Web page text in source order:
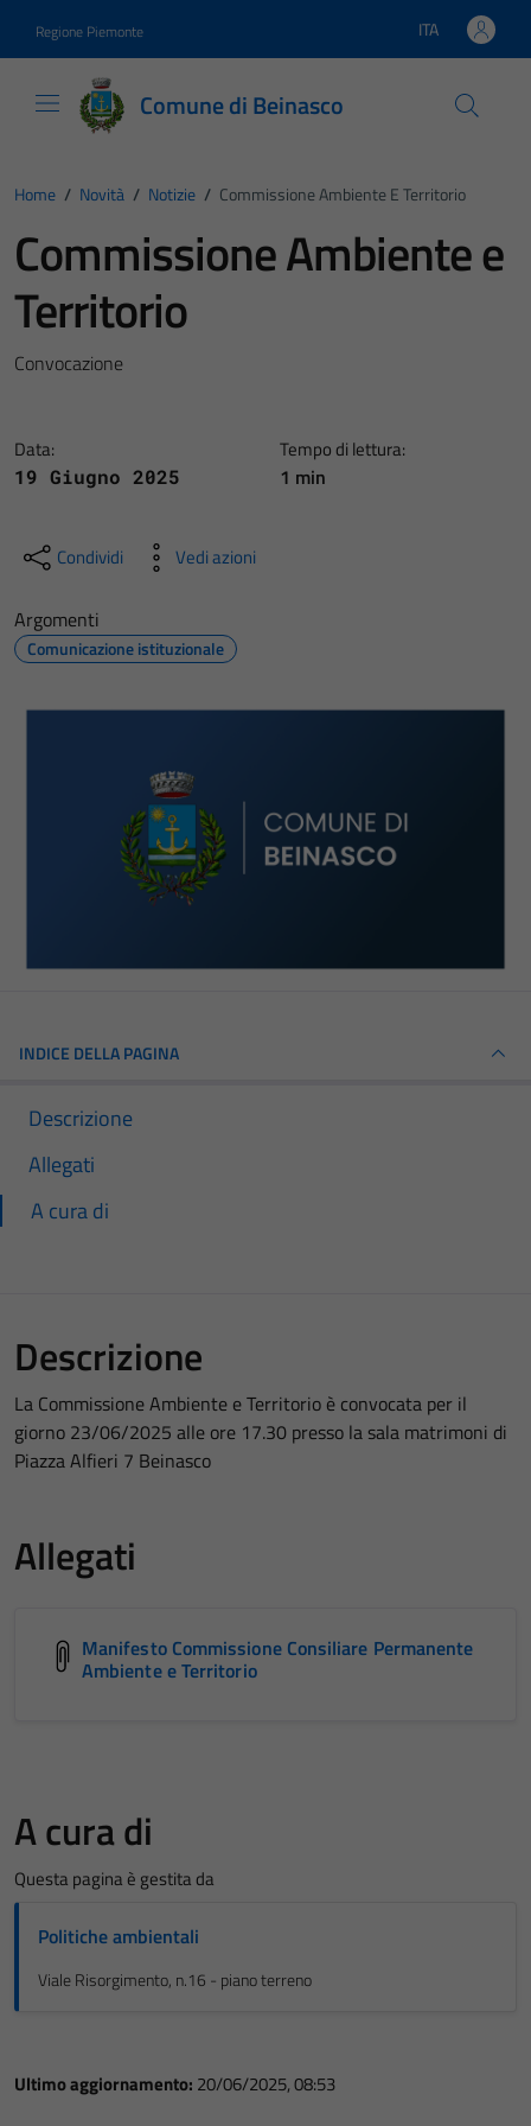
Regione Piemonte Lingua attiva:
ITA
Comune di Beinasco
Home / Novità / Notizie / Commissione Ambiente E Territorio
Commissione Ambiente e
Territorio
Convocazione
Data:
19 Giugno 2025
Tempo di lettura:
1 min
Condividi Vedi azioni
Argomenti
Comunicazione istituzionale
INDICE DELLA PAGINA
Descrizione
Allegati
A cura di
Descrizione
La Commissione Ambiente e Territorio è convocata per il
giorno 23/06/2025 alle ore 17.30 presso la sala matrimoni di
Piazza Alfieri 7 Beinasco
Allegati
Manifesto Commissione Consiliare Permanente
Ambiente e Territorio
A cura di
Questa pagina è gestita da
Politiche ambientali
Viale Risorgimento, n.16 - piano terreno
Ultimo aggiornamento: 20/06/2025, 08:53